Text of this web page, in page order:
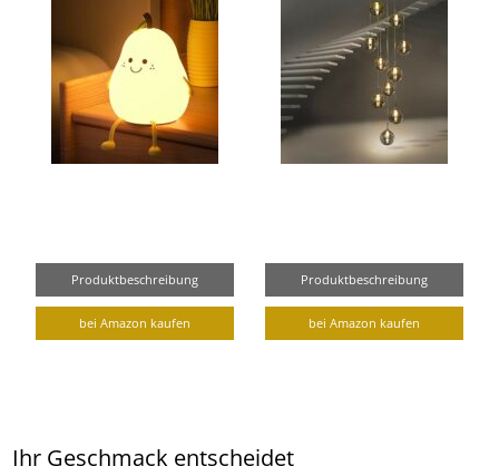
Produktbeschreibung
bei Amazon kaufen
Produktbeschreibung
bei Amazon kaufen
Ihr Geschmack entscheidet